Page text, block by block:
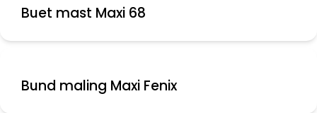
Buet mast Maxi 68
Bund maling Maxi Fenix